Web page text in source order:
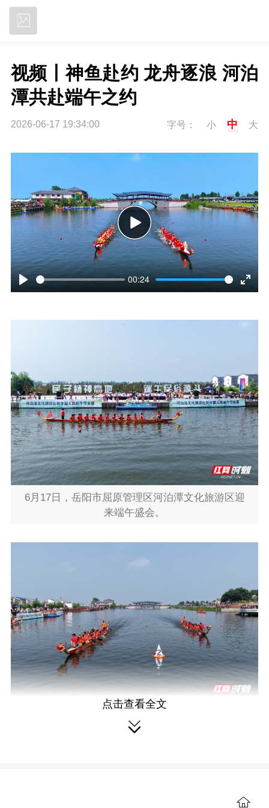
视频丨神鱼赴约 龙舟逐浪 河泊
潭共赴端午之约
2026-06-17 19:34:00 字号： 小 中 大
P
l
00:24
E
n
r
f
u
l
l
r
e
n
P
l
a
y
6月17日，岳阳市屈原管理区河泊潭文化旅游区迎
来端午盛会。
场。
赵曼 叶芬 通讯员 姜瑶 周洋 何宇 周家
点击查看全文
